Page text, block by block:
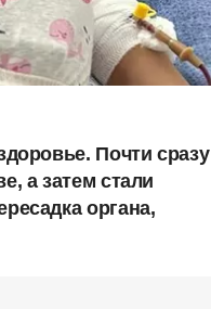
Почти сразу
а затем стали
органа,